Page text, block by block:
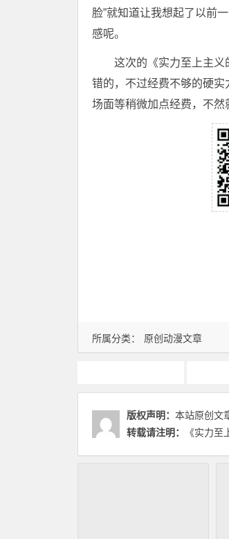
所属分类： 原创动漫文章
脸”就知道让我想起了以前
感呢。
这次的《实力至上主
错的，不过经费不够的硬
场面等稍微加点经费，不然
版权声明： 本站原创文
转载请注明：
《实力